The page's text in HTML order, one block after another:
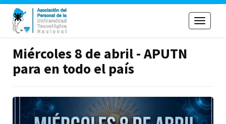
Toggle
Miércoles 8 de abril - APUTN
para en todo el país